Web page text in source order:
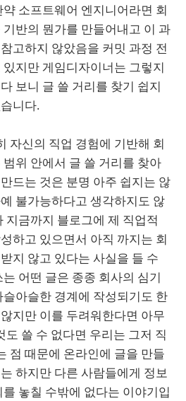
소프트웨어 엔지니어라면 회
반의 뭔가를 만들어내고 이 과
고하지 않았음을 커밋 과정 전
지만 게임디자이너는 그렇지
보니 글 쓸 거리를 찾기 쉽지
니다.
자신의 직업 경험에 기반해 회
위 안에서 글 쓸 거리를 찾아
드는 것은 분명 아주 쉽지는 않
불가능하다고 생각하지도 않
지금까지 블로그에 제 직업적
하고 있으면서 아직 까지는 회
지 않고 있다는 사실을 들 수
어떤 글은 종종 회사의 심기
아슬한 경계에 작성되기도 한
지만 이를 두려워한다면 아무
도 쓸 수 없다면 우리는 그저 직
점 때문에 온라인에 글을 만들
하지만 다른 사람들에게 정보
놓칠 수밖에 없다는 이야기입